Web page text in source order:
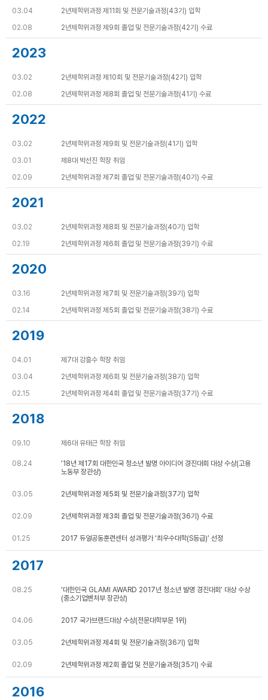
03.04
02.08
2년제학위과정 제11회 및 전문기술과정(43기) 입학
2년제학위과정 제9회 졸업 및 전문기술과정(42기) 수료
2023
03.02
02.08
2년제학위과정 제10회 및 전문기술과정(42기) 입학
2년제학위과정 제8회 졸업 및 전문기술과정(41기) 수료
2022
03.02
03.01
02.09
2년제학위과정 제9회 및 전문기술과정(41기) 입학
제8대 박선진 학장 취임
2년제학위과정 제7회 졸업 및 전문기술과정(40기) 수료
2021
03.02
02.19
2년제학위과정 제8회 및 전문기술과정(40기) 입학
2년제학위과정 제6회 졸업 및 전문기술과정(39기) 수료
2020
03.16
02.14
2년제학위과정 제7회 및 전문기술과정(39기) 입학
2년제학위과정 제5회 졸업 및 전문기술과정(38기) 수료
2019
04.01
03.04
02.15
제7대 강흥수 학장 취임
2년제학위과정 제6회 및 전문기술과정(38기) 입학
2년제학위과정 제4회 졸업 및 전문기술과정(37기) 수료
2018
09.10 제6대 유태근 학장 취임
08.24
‘18년 제17회 대한민국 청소년 발명 아이디어 경진대회 대상 수상(고용
노동부 장관상)
03.05 2년제학위과정 제5회 및 전문기술과정(37기) 입학
02.09 2년제학위과정 제3회 졸업 및 전문기술과정(36기) 수료
01.25 2017 듀얼공동훈련센터 성과평가 ‘최우수대학(S등급)’ 선정
2017
08.25
‘대한민국 GLAMI AWARD 2017년 청소년 발명 경진대회’ 대상 수상
(중소기업벤처부 장관상)
04.06 2017 국가브랜드대상 수상(전문대학부문 1위)
03.05 2년제학위과정 제4회 및 전문기술과정(36기) 입학
02.09 2년제학위과정 제2회 졸업 및 전문기술과정(35기) 수료
2016